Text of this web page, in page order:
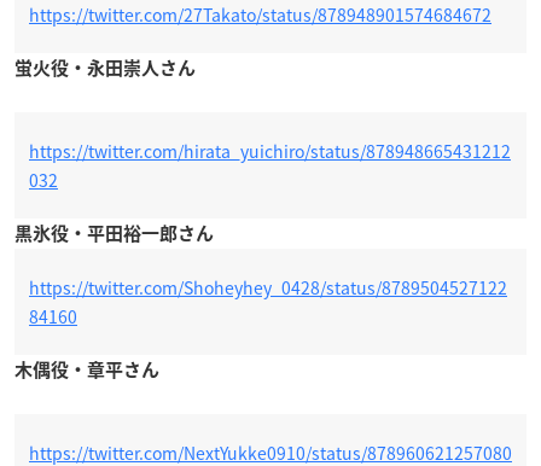
https://twitter.com/27Takato/status/878948901574684672
蛍火役・永田崇人さん
https://twitter.com/hirata_yuichiro/status/878948665431212
032
黒氷役・平田裕一郎さん
https://twitter.com/Shoheyhey_0428/status/8789504527122
84160
木偶役・章平さん
https://twitter.com/NextYukke0910/status/878960621257080